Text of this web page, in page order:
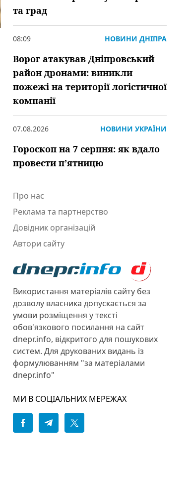
та град
08:09 НОВИНИ ДНІПРА
Ворог атакував Дніпровський
район дронами: виникли
пожежі на території логістичної
компанії
07.08.2026 НОВИНИ УКРАЇНИ
Гороскоп на 7 серпня: як вдало
провести пʼятницю
Про нас
Реклама та партнерство
Довідник організацій
Автори сайту
Використання матеріалів сайту без
дозволу власника допускається за
умови розміщення у тексті
обов'язкового посилання на сайт
dnepr.info, відкритого для пошукових
систем. Для друкованих видань із
формулюванням "за матеріалами
dnepr.info"
МИ В СОЦІАЛЬНИХ МЕРЕЖАХ